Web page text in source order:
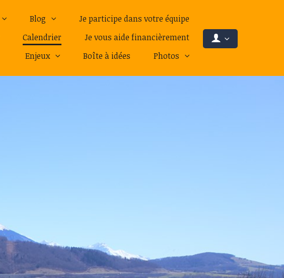
Blog
Je participe dans votre équipe
Calendrier
Je vous aide financièrement
Enjeux
Boîte à idées Photos